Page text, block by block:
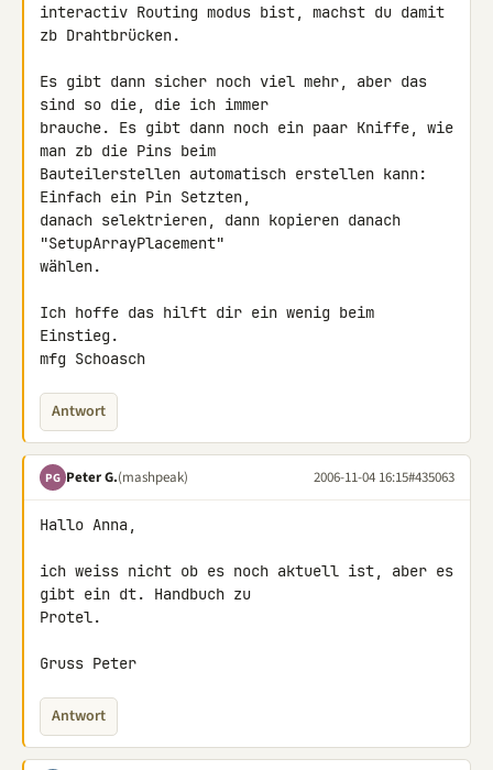
interactiv Routing modus bist, machst du damit
zb Drahtbrücken.
Es gibt dann sicher noch viel mehr, aber das
sind so die, die ich immer
brauche. Es gibt dann noch ein paar Kniffe, wie
man zb die Pins beim
Bauteilerstellen automatisch erstellen kann:
Einfach ein Pin Setzten,
danach selektrieren, dann kopieren danach
"SetupArrayPlacement"
wählen.
Ich hoffe das hilft dir ein wenig beim
Einstieg.
mfg Schoasch
Antwort
PG Peter G.(mashpeak) 2006-11-04 16:15#435063
Hallo Anna,
ich weiss nicht ob es noch aktuell ist, aber es
gibt ein dt. Handbuch zu
Protel.
Gruss Peter
Antwort